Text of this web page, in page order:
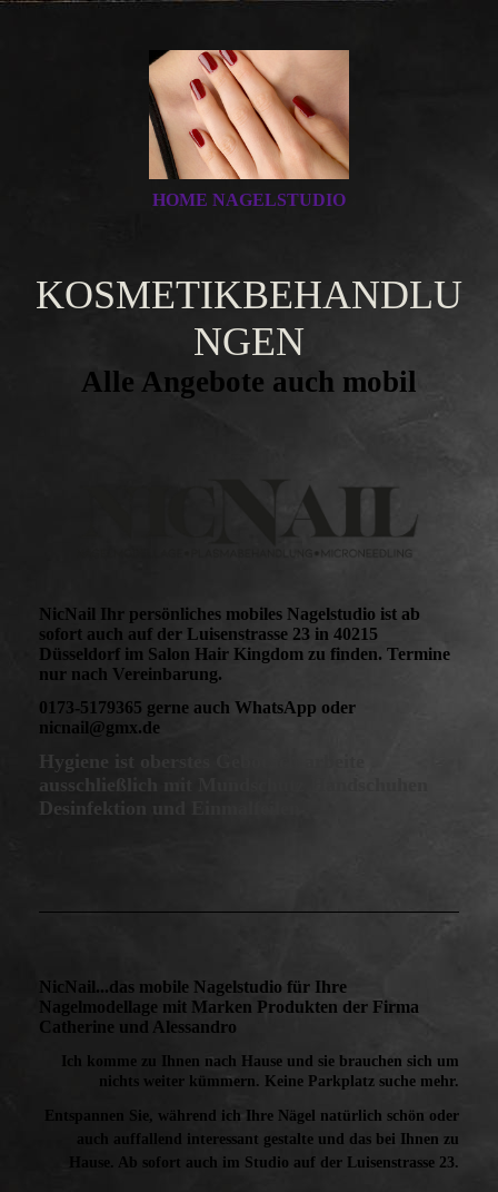
HOME NAGELSTUDIO
KOSMETIKBEHANDLU
NGEN
Alle Angebote auch mobil
NicNail Ihr persönliches mobiles Nagelstudio ist ab
sofort auch auf der Luisenstrasse 23 in 40215
Düsseldorf im Salon Hair Kingdom zu finden. Termine
nur nach Vereinbarung.
0173-5179365 gerne auch WhatsApp oder
nicnail@gmx.de
Hygiene ist oberstes Gebot ich arbeite
ausschließlich mit Mundschutz Handschuhen
Desinfektion und Einmalfeilen
NicNail...das mobile Nagelstudio für Ihre
Nagelmodellage mit Marken Produkten der Firma
Catherine und Alessandro
Ich komme zu Ihnen nach Hause und sie brauchen sich um
nichts weiter kümmern. Keine Parkplatz suche mehr.
Entspannen Sie, während ich Ihre Nägel natürlich schön oder
auch auffallend interessant gestalte und das bei Ihnen zu
Hause. Ab sofort auch im Studio auf der Luisenstrasse 23.